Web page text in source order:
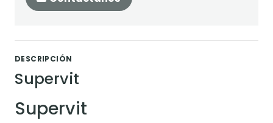
DESCRIPCIÓN
Supervit
Supervit